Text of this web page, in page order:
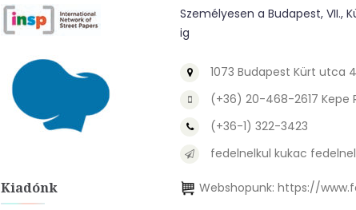
Kiadónk
Személyesen a Budapest, VII.,
ig
1073 Budapest Kürt utca
(+36) 20-468-2617 Kepe
(+36-1) 322-3423
fedelnelkul kukac
Webshopunk: https://